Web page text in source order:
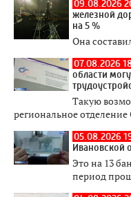
09.08.2026
железной
на 5 %
Она
07.08.2026
области
Такую
региональное
05.08.2026
Ивановской
Это на 13
период